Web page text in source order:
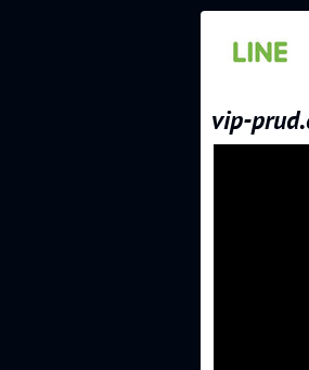
vip-